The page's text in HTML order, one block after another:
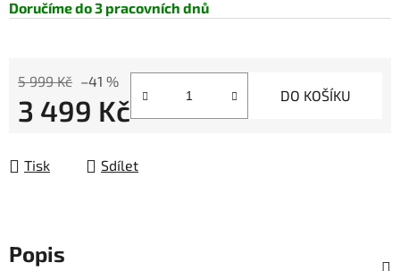
Doručíme do 3 pracovních dnů
5 999 Kč –41 %
3 499 Kč DO KOŠÍKU
Tisk Sdílet
Popis